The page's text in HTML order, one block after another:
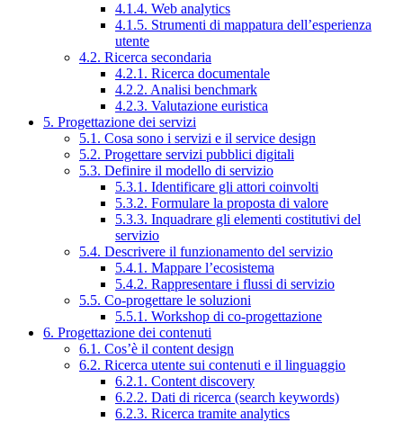
4.1.4. Web analytics
4.1.5. Strumenti di mappatura dell’esperienza
utente
4.2. Ricerca secondaria
4.2.1. Ricerca documentale
4.2.2. Analisi benchmark
4.2.3. Valutazione euristica
5. Progettazione dei servizi
5.1. Cosa sono i servizi e il service design
5.2. Progettare servizi pubblici digitali
5.3. Definire il modello di servizio
5.3.1. Identificare gli attori coinvolti
5.3.2. Formulare la proposta di valore
5.3.3. Inquadrare gli elementi costitutivi del
servizio
5.4. Descrivere il funzionamento del servizio
5.4.1. Mappare l’ecosistema
5.4.2. Rappresentare i flussi di servizio
5.5. Co-progettare le soluzioni
5.5.1. Workshop di co-progettazione
6. Progettazione dei contenuti
6.1. Cos’è il content design
6.2. Ricerca utente sui contenuti e il linguaggio
6.2.1. Content discovery
6.2.2. Dati di ricerca (search keywords)
6.2.3. Ricerca tramite analytics